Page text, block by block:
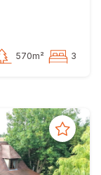
570m² 3